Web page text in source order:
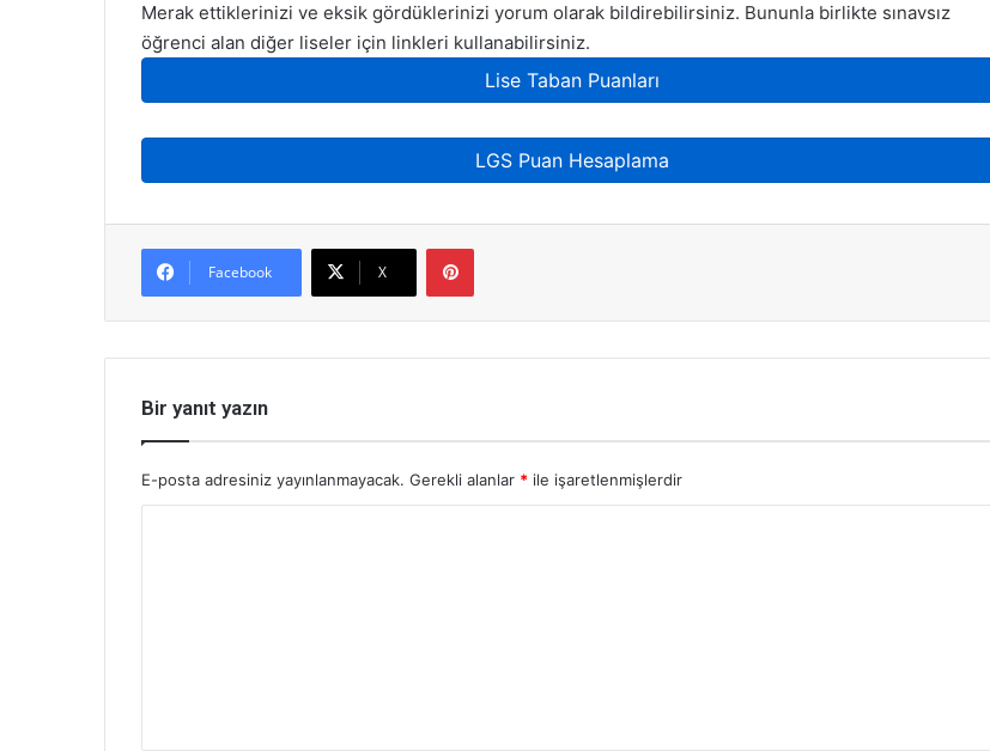
Merak ettiklerinizi ve eksik gördüklerinizi yorum olarak bildirebilirsiniz. Bununla birlikte sınavsız
öğrenci alan diğer liseler için linkleri kullanabilirsiniz.
Lise Taban Puanları
LGS Puan Hesaplama
Facebook X
Bir yanıt yazın
E-posta adresiniz yayınlanmayacak. Gerekli alanlar * ile işaretlenmişlerdir